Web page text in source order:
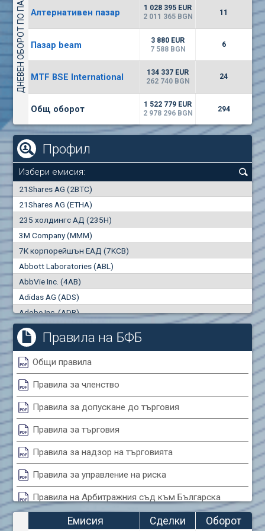
(CHIM) Химимпорт
-1.71% 0 5750
1 1246
1 6300EUR
1880
171135
ДНЕВЕН ОБОРОТ ПО ПАЗАРИ Алтернативен пазар
1 028 395 EUR
2 011 365 BGN
11
Пазар beam
3 880 EUR
7 588 BGN
6
MTF BSE International
134 337 EUR
262 740 BGN
24
Общ оборот
1 522 779 EUR
2 978 296 BGN
294
Профил
Избери емисия:
21Shares AG (2BTC)
21Shares AG (ETHA)
235 холдингс АД (235H)
3M Company (MMM)
7К корпорейшън ЕАД (7KCB)
Abbott Laboratories (ABL)
AbbVie Inc. (4AB)
Adidas AG (ADS)
Adobe Inc. (ADB)
Advanced Micro Devices Inc. (AMD)
Agrana Beteiligungs AG (AGB2)
Air Canada Inc. (ADH2)
Air France (AFR0)
Air Liquide SA (AIL)
Airbus SE (AIR)
Aixtron SE (AIXA)
Algonquin Power & Utilities Corp (751)
Alibaba Group Holding Ltd. (AHLA)
Allianz SE (ALV)
Alphabet Inc. (ABEA)
Alphabet Inc. (ABEC)
Altria Group Inc. (PHM7)
Amazon.com Inc. (AMZ)
0000
0.000
Най-добра
"купува"
0
Най-добра
0
Сделки
0
Оборот (евро)
0
Правила на БФБ
Общи правила
Правила за членство
Правила за допускане до търговия
Правила за търговия
Правила за надзор на търговията
Правила за управление на риска
Правила на Арбитражния съд към Българска
фондова борса
Емисия Сделки
Оборот